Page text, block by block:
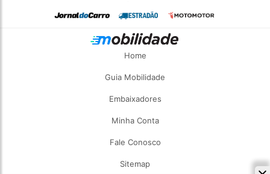
Home
Guia Mobilidade
Embaixadores
Minha Conta
Fale Conosco
Sitemap